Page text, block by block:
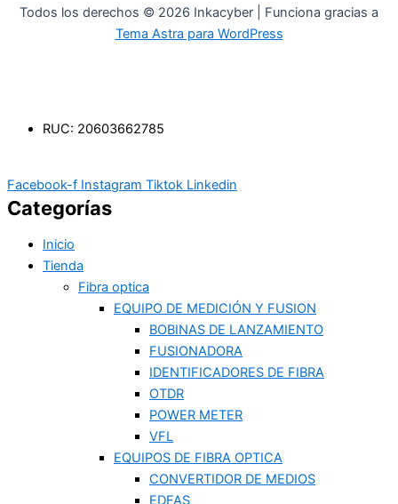
Todos los derechos © 2026 Inkacyber | Funciona gracias a
Tema Astra para WordPress
RUC: 20603662785
Facebook-f Instagram Tiktok Linkedin
Categorías
Inicio
Tienda
Fibra optica
EQUIPO DE MEDICIÓN Y FUSION
BOBINAS DE LANZAMIENTO
FUSIONADORA
IDENTIFICADORES DE FIBRA
OTDR
POWER METER
VFL
EQUIPOS DE FIBRA OPTICA
CONVERTIDOR DE MEDIOS
EDFAS